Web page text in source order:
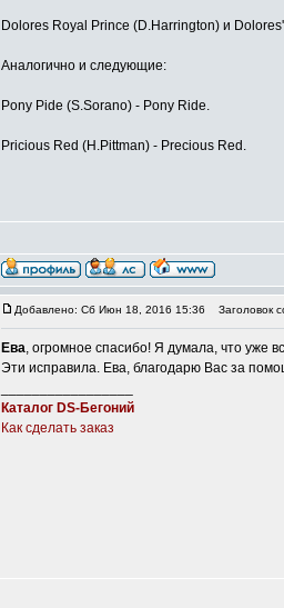
Dolores Royal Prince (D.Harrington) и
Аналогично и следующие:
Pony Pide (S.Sorano) - Pony Ride.
Pricious Red (H.Pittman) - Precious Red.
Добавлено: Сб Июн 18, 2016 15:36 Заголовок
Ева, огромное спасибо! Я думала, что уже
Эти исправила. Ева, благодарю Вас за
Каталог DS-Бегоний
Как сделать заказ